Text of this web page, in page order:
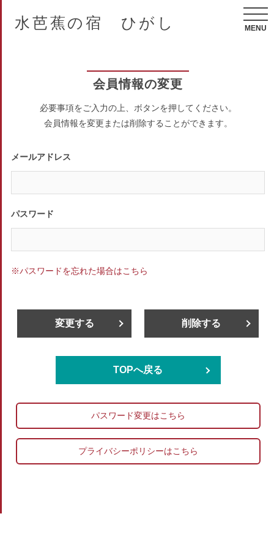
水芭蕉の宿 ひがし MENU
会員情報の変更
必要事項をご入力の上、ボタンを押してください。
会員情報を変更または削除することができます。
メールアドレス
パスワード
※パスワードを忘れた場合はこちら
変更する 削除する
TOPへ戻る
パスワード変更はこちら
プライバシーポリシーはこちら